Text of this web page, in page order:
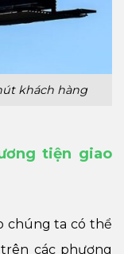
khách hàng
tiện giao
chúng ta có thể
các phương